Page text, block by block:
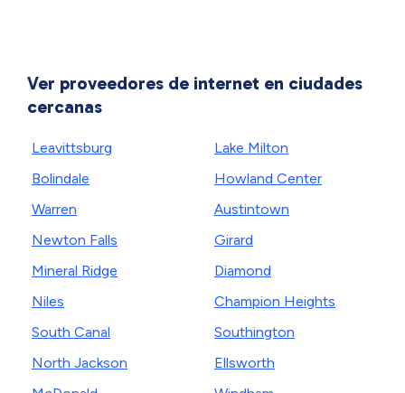
Ver proveedores de internet en ciudades
cercanas
Leavittsburg
Bolindale
Warren
Newton Falls
Mineral Ridge
Niles
South Canal
North Jackson
Lake Milton
Howland Center
Austintown
Girard
Diamond
Champion Heights
Southington
Ellsworth